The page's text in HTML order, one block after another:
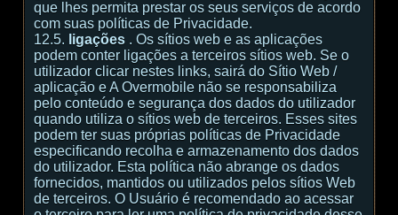
que lhes permita prestar os seus serviços de acordo
com suas políticas de Privacidade.
12.5. ligações . Os sítios web e as aplicações
podem conter ligações a terceiros sítios web. Se o
utilizador clicar nestes links, sairá do Sítio Web /
aplicação e A Overmobile não se responsabiliza
pelo conteúdo e segurança dos dados do utilizador
quando utiliza o sítios web de terceiros. Esses sites
podem ter suas próprias políticas de Privacidade
especificando recolha e armazenamento dos dados
do utilizador. Esta política não abrange os dados
fornecidos, mantidos ou utilizados pelos sítios Web
de terceiros. O Usuário é recomendado ao acessar